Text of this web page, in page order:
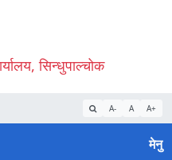
सिन्धुपाल्चोक
A- A A+
मेनु